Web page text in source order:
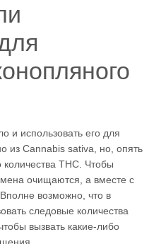
и использовать его для
из Cannabis sativa, но, опять
THC. Чтобы
очищаются, а вместе с
возможно, что в
следовые количества
вызвать какие-либо